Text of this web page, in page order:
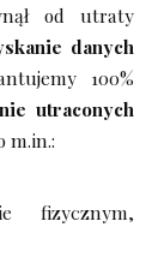
od utraty
danych
100%
utraconych
m.in.:
fizycznym,